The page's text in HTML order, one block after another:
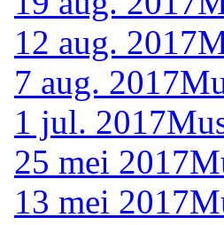
12 aug. 2017
7 aug. 2017
1 jul. 2017
25 mei 2017
13 mei 2017